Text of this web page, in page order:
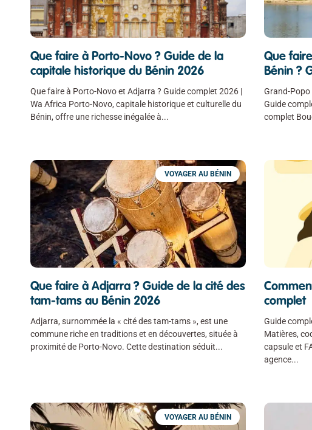
Que faire à Porto-Novo ? Guide de la
capitale historique du Bénin 2026
Que faire à Porto-Novo et Adjarra ? Guide complet 2026 |
Wa Africa Porto-Novo, capitale historique et culturelle du
Bénin, offre une richesse inégalée à
Que
Bénin ?
Grand-Popo
Guide
complet
VOYAGER AU BÉNIN
Que faire à Adjarra ? Guide de la cité des
tam-tams au Bénin 2026
Adjarra, surnommée la « cité des tam-tams », est une
commune riche en traditions et en découvertes, située à
proximité de Porto-Novo. Cette destination séduit
complet
Guide
Matières,
capsule et
agence
VOYAGER AU BÉNIN